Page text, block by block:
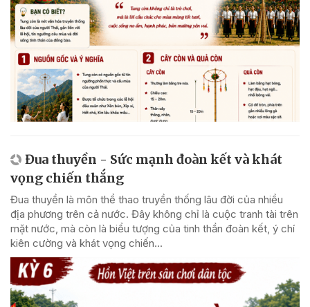
Đua thuyền - Sức mạnh đoàn kết và khát
vọng chiến thắng
Đua thuyền là môn thể thao truyền thống lâu đời của nhiều
địa phương trên cả nước. Đây không chỉ là cuộc tranh tài trên
mặt nước, mà còn là biểu tượng của tinh thần đoàn kết, ý chí
kiên cường và khát vọng chiến...